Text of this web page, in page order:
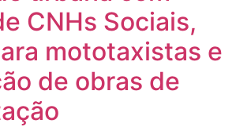
CNHs Sociais,
mototaxistas e
de obras de